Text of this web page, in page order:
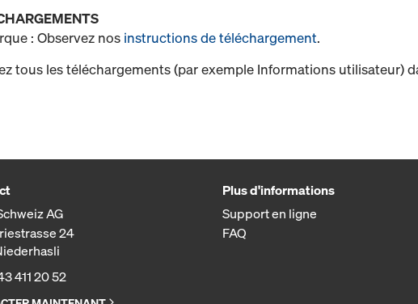
: Observez nos instructions de téléchargement.
tous les téléchargements (par exemple Informations utilisateur)
AG
24
411 20 52
Plus d'informations
Support en ligne
FAQ